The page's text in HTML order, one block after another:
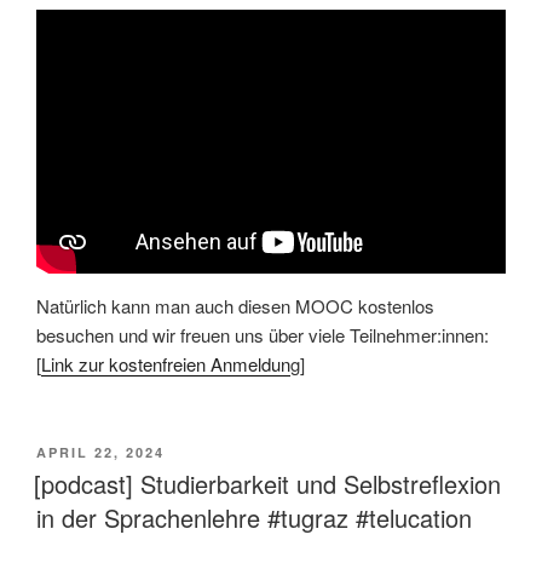
Natürlich kann man auch diesen MOOC kostenlos
besuchen und wir freuen uns über viele Teilnehmer:innen:
[Link zur kostenfreien Anmeldung]
VERÖFFENTLICHT
AM
APRIL 22, 2024
[podcast] Studierbarkeit und Selbstreflexion
in der Sprachenlehre #tugraz #telucation